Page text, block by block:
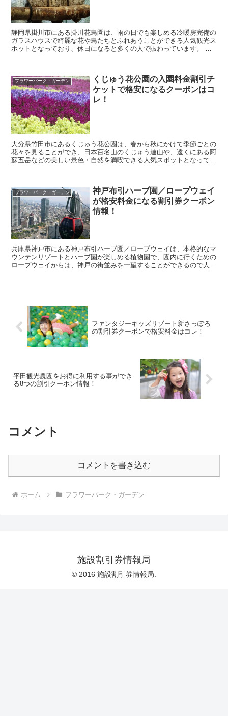
静岡県掛川市にある掛川花鳥園は、雨の日でも楽しめる冷暖房完備の
ガラスハウスで綺麗な花や鳥たちとふれあうことができる人気観光ス
ポットとなっており、休日になると多くの人で賑わっています。 そ
フラワーパーク・ガーデン
くじゅう花公園の入園料金割引チ
ケットで格安になるクーポンはコ
レ！
大分県竹田市にあるくじゅう花公園は、春から秋にかけて季節ごとの
花々を見ることができ、日本百名山のくじゅう連山や、遠くにある阿
蘇五岳などの美しい景色・自然を満喫できる人気スポットとなってい
フラワーパーク・ガーデン
神戸布引ハーブ園／ロープウェイ
が格安料金になる割引券クーポン
情報！
兵庫県神戸市にある神戸布引ハーブ園／ロープウェイは、本格的なマ
ウンテンリゾートとハーブ園が楽しめる植物園で、園内に行くための
ロープウェイからは、神戸の街並みを一望することができるので人気
ファンタジーキッズリゾート新さっぽろ
の割引券クーポンで格安料金はコレ！
平田観光農園をお得に利用する事ができ
る8つの割引クーポン情報！
コメント
コメントを書き込む
ホーム フラワーパーク・ガーデン
施設割引券情報局
© 2016 施設割引券情報局.